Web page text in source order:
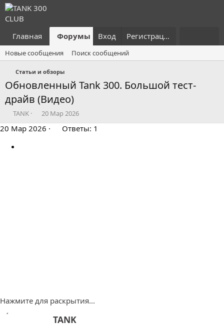
Главная Форумы Что нового?
Вход Регистрация
Новые сообщения Поиск сообщений
Статьи и обзоры
Обновленный Tank 300. Большой тест-
драйв (Видео)
А
в
т
р
TANK
Д
а
т
20 Мар 2026
20 Мар 2026 Ответы: 1
Нажмите для раскрытия...
А
TANK